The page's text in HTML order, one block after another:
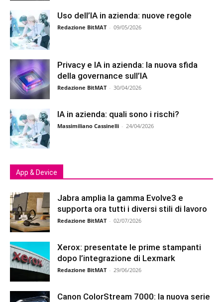
Uso dell’IA in azienda: nuove regole
Redazione BitMAT - 09/05/2026
Privacy e IA in azienda: la nuova sfida
della governance sull’IA
Redazione BitMAT - 30/04/2026
IA in azienda: quali sono i rischi?
Massimiliano Cassinelli - 24/04/2026
App & Device
Jabra amplia la gamma Evolve3 e
supporta ora tutti i diversi stili di lavoro
Redazione BitMAT - 02/07/2026
Xerox: presentate le prime stampanti
dopo l’integrazione di Lexmark
Redazione BitMAT - 29/06/2026
Canon ColorStream 7000: la nuova serie